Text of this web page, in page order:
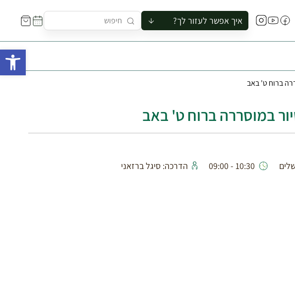
איך אפשר לעזור לך?
להזמין סיור לקבוצה
להירשם לקורס
לקנות ספר
לתאם ביקור בצריף
ברוח ט' באב
במוסררה ברוח ט' באב
10:30 - 09:00
הדרכה: סיגל ברזאני